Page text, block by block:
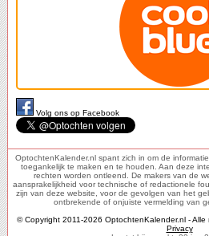
Volg ons op Facebook
OptochtenKalender.nl spant zich in om de
toegankelijk te maken en te houden. Aan deze
rechten worden ontleend. De makers van de
aansprakelijkheid voor technische of redactionele
zijn van deze website, voor de gevolgen van het
ontbrekende of onjuiste vermelding van
© Copyright 2011-2026 OptochtenKalender.nl -
Privacy